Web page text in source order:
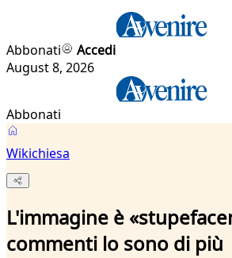
Abbonati
Accedi
August 8, 2026
Abbonati
Wikichiesa
L'immagine è
commenti lo sono di più